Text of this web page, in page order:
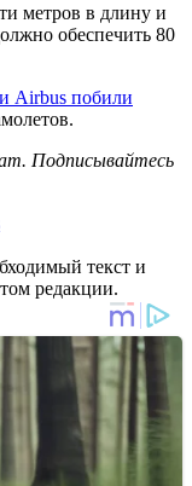
метров в длину и
обеспечить 80
Airbus побили
Подписывайтесь
текст и
редакции.